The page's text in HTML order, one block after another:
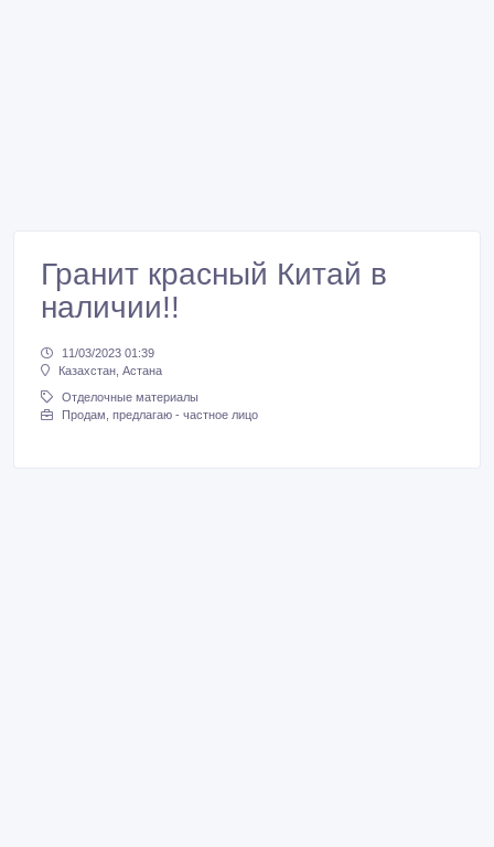
Гранит красный Китай в
наличии!!
11/03/2023 01:39
Казахстан, Астана
Отделочные материалы
Продам, предлагаю - частное лицо